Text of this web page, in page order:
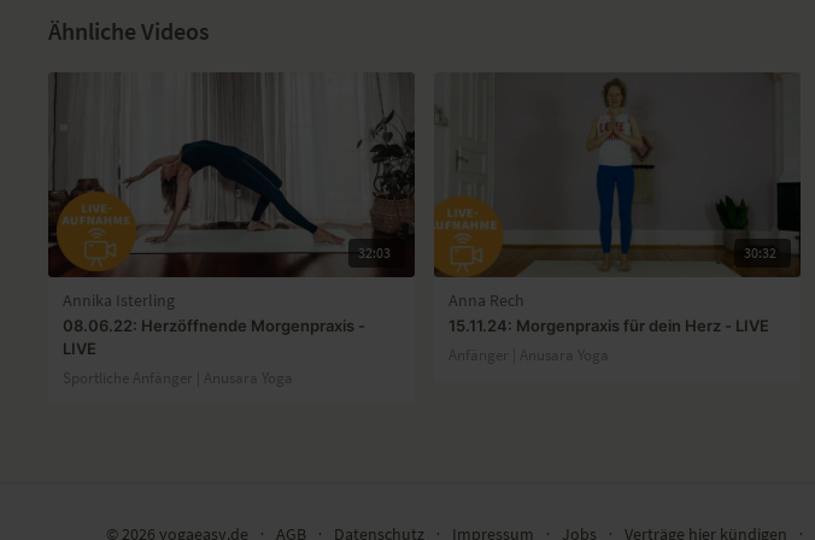
Ähnliche Videos
32:03
Annika Isterling
08.06.22: Herzöffnende Morgenpraxis -
LIVE
Sportliche Anfänger | Anusara Yoga
30:32
Anna Rech
15.11.24: Morgenpraxis für dein Herz - LIVE
Anfänger | Anusara Yoga
© 2026 yogaeasy.de ∙ AGB ∙ Datenschutz ∙ Impressum ∙ Jobs ∙ Verträge hier kündigen ∙